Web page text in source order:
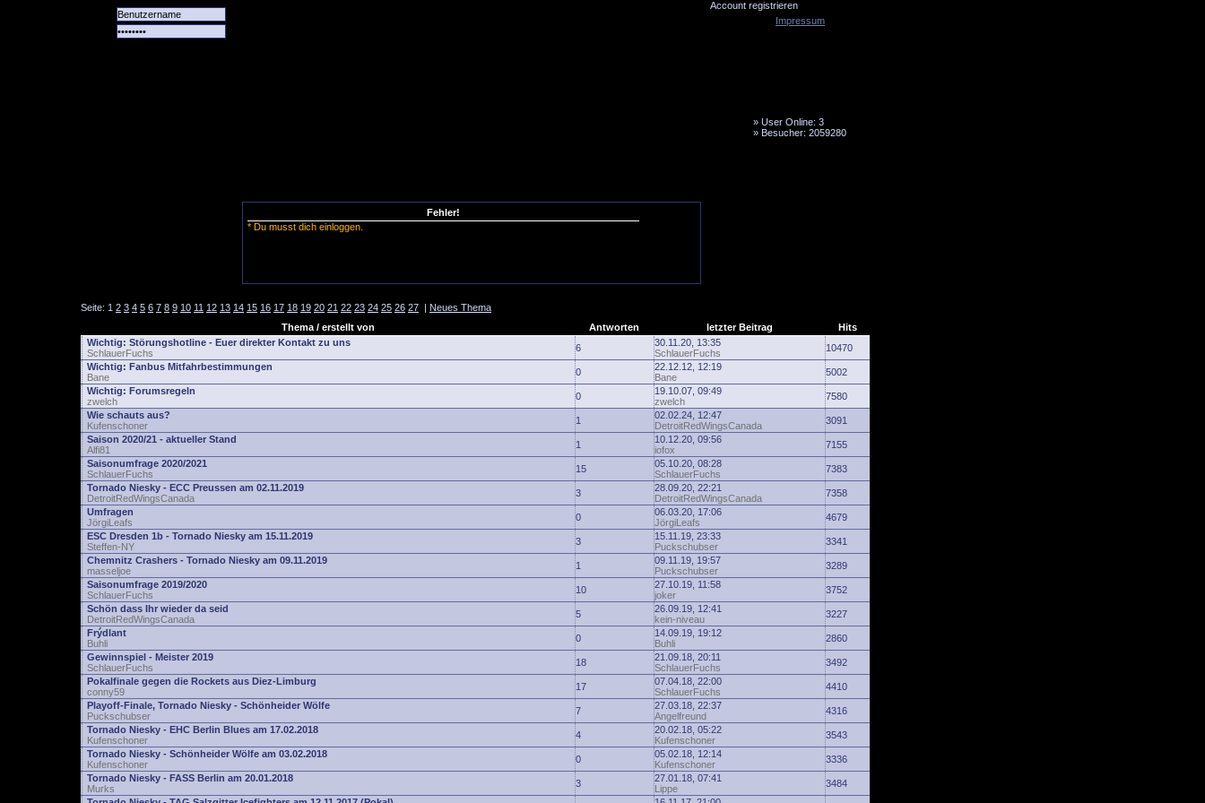
Account registrieren
» User Online: 3
» Besucher: 2059280
Fehler!
* Du musst dich einloggen.
Seite: 1 2 3 4 5 6 7 8 9 10 11 12 13 14 15 16 17 18 19 20 21 22 23 24 25 26 27 | Neues Thema
Thema / erstellt von
Antworten letzter Beitrag
Hits
Wichtig: Störungshotline - Euer direkter Kontakt zu uns
SchlauerFuchs
6
30.11.20, 13:35
SchlauerFuchs
10470
Wichtig: Fanbus Mitfahrbestimmungen
Bane
0
22.12.12, 12:19
Bane
5002
Wichtig: Forumsregeln
zwelch
0
19.10.07, 09:49
zwelch
7580
Wie schauts aus?
Kufenschoner
1
02.02.24, 12:47
DetroitRedWingsCanada
3091
Saison 2020/21 - aktueller Stand
Alfi81
1
10.12.20, 09:56
iofox
7155
Saisonumfrage 2020/2021
SchlauerFuchs
15
05.10.20, 08:28
SchlauerFuchs
7383
Tornado Niesky - ECC Preussen am 02.11.2019
DetroitRedWingsCanada
3
28.09.20, 22:21
DetroitRedWingsCanada
7358
Umfragen
JörgiLeafs
0
06.03.20, 17:06
JörgiLeafs
4679
ESC Dresden 1b - Tornado Niesky am 15.11.2019
Steffen-NY
3
15.11.19, 23:33
Puckschubser
3341
Chemnitz Crashers - Tornado Niesky am 09.11.2019
masseljoe
1
09.11.19, 19:57
Puckschubser
3289
Saisonumfrage 2019/2020
SchlauerFuchs
10
27.10.19, 11:58
joker
3752
Schön dass Ihr wieder da seid
DetroitRedWingsCanada
5
26.09.19, 12:41
kein-niveau
3227
Frýdlant
Buhli
0
14.09.19, 19:12
Buhli
2860
Gewinnspiel - Meister 2019
SchlauerFuchs
18
21.09.18, 20:11
SchlauerFuchs
3492
Pokalfinale gegen die Rockets aus Diez-Limburg
conny59
17
07.04.18, 22:00
SchlauerFuchs
4410
Playoff-Finale, Tornado Niesky - Schönheider Wölfe
Puckschubser
7
27.03.18, 22:37
Angelfreund
4316
Tornado Niesky - EHC Berlin Blues am 17.02.2018
Kufenschoner
4
20.02.18, 05:22
Kufenschoner
3543
Tornado Niesky - Schönheider Wölfe am 03.02.2018
Kufenschoner
0
05.02.18, 12:14
Kufenschoner
3336
Tornado Niesky - FASS Berlin am 20.01.2018
Murks
3
27.01.18, 07:41
Lippe
3484
Impressum